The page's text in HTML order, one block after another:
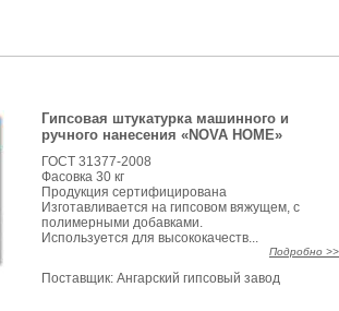
Гипсовая штукатурка машинного и
ручного нанесения «NOVA HOME»
ГОСТ 31377-2008
Фасовка 30 кг
Продукция сертифицирована
Изготавливается на гипсовом вяжущем, с
полимерными добавками.
Используется для высококачеств...
Подробно >>
Поставщик: Ангарский гипсовый завод